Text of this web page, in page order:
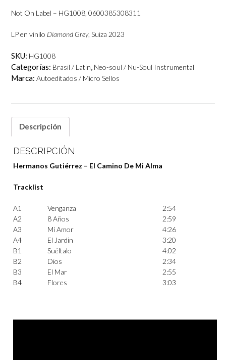
Not On Label – HG1008, 0600385308311
LP en vinilo Diamond Grey, Suiza 2023
SKU: HG1008
Categorías: Brasil / Latin, Neo-soul / Nu-Soul Instrumental
Marca: Autoeditados / Micro Sellos
Descripción
DESCRIPCIÓN
Hermanos Gutiérrez – El Camino De Mi Alma
Tracklist
A1 Venganza
2:54
A2
8 Años
2:59
A3
Mi Amor
4:26
A4
El Jardin
3:20
B1
Suéltalo
4:02
B2
Dios
2:34
B3
El Mar
2:55
B4
Flores 3:03